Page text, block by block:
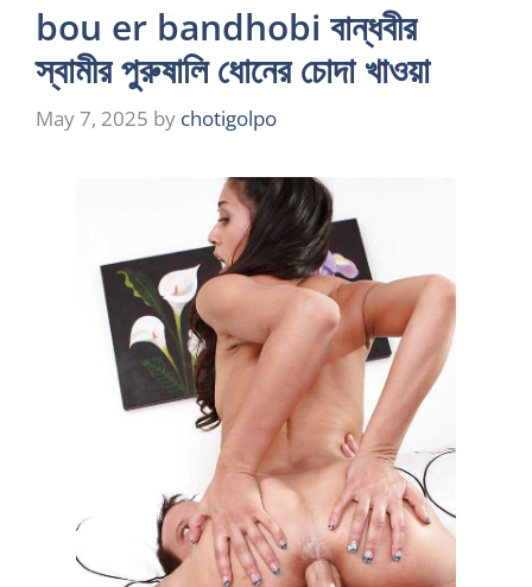
bou er bandhobi বান্ধবীর
স্বামীর পুরুষালি ধোনের চোদা খাওয়া
May 7, 2025 by chotigolpo